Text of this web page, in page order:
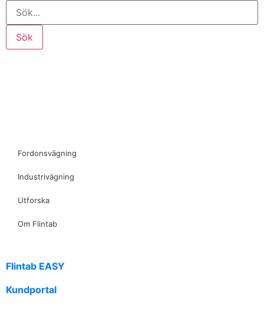
Sök
Fordonsvägning
Industrivägning
Utforska
Om Flintab
Flintab EASY
Kundportal